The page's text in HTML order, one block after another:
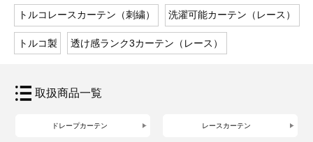
トルコレースカーテン（刺繍）
洗濯可能カーテン（レース）
トルコ製 透け感ランク3カーテン（レース）
取扱商品一覧
ドレープカーテン レースカーテン